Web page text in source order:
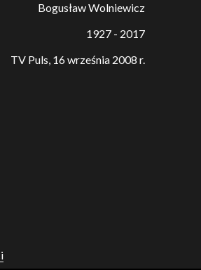
Bogusław Wolniewicz
1927 - 2017
TV Puls, 16 września 2008 r.